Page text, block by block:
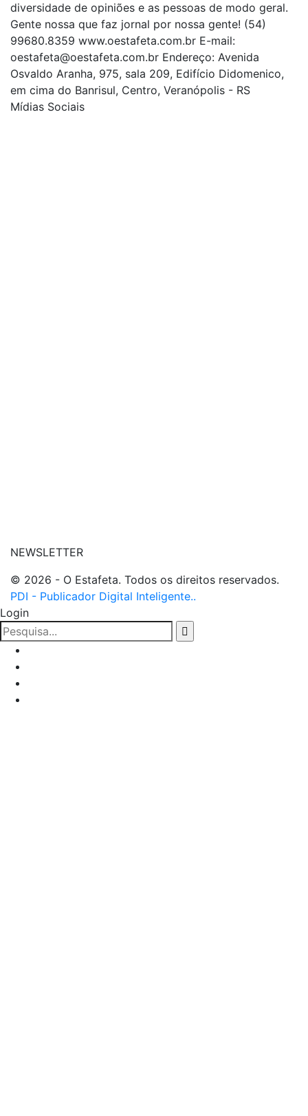
diversidade de opiniões e as pessoas de modo geral.
Gente nossa que faz jornal por nossa gente! (54)
99680.8359 www.oestafeta.com.br E-mail:
oestafeta@oestafeta.com.br Endereço: Avenida
Osvaldo Aranha, 975, sala 209, Edifício Didomenico,
em cima do Banrisul, Centro, Veranópolis - RS
Mídias Sociais
NEWSLETTER
© 2026 - O Estafeta. Todos os direitos reservados.
PDI - Publicador Digital Inteligente..
Login